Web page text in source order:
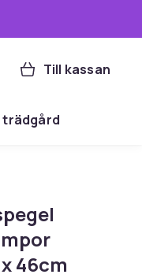
Till kassan
trädgård
46cm